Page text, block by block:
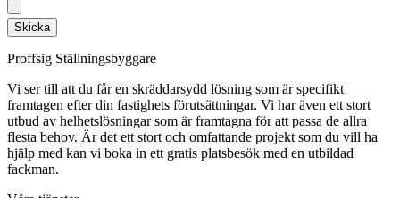
Skicka
Proffsig Ställningsbyggare
Vi ser till att du får en skräddarsydd lösning som är specifikt
framtagen efter din fastighets förutsättningar. Vi har även ett stort
utbud av helhetslösningar som är framtagna för att passa de allra
flesta behov. Är det ett stort och omfattande projekt som du vill ha
hjälp med kan vi boka in ett gratis platsbesök med en utbildad
fackman.